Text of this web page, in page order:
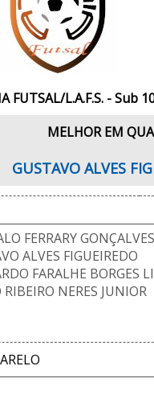
FUTSAL/L.A.F.S. - Sub
MELHOR EM
GUSTAVO ALVES
FERRARY GONÇALVES
ALVES FIGUEIREDO
FARALHE BORGES
RIBEIRO NERES JUNIOR